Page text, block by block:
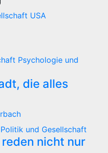
USA
Psychologie und
die alles
Politik und Gesellschaft
nicht nur